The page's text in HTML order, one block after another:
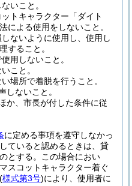
いこと。
トキャラクター「ダイト
による使用をしないこと。
ないように使用し、使用し
すること。
用しないこと。
こと。
場所で着脱を行うこと。
しないこと。
か、市長が付した条件に従
に定める事項を遵守しなかっ
ていると認めるときは、貸
とする。
この場合におい
スコットキャラクター着ぐ
(様式第3号)により、使用者に